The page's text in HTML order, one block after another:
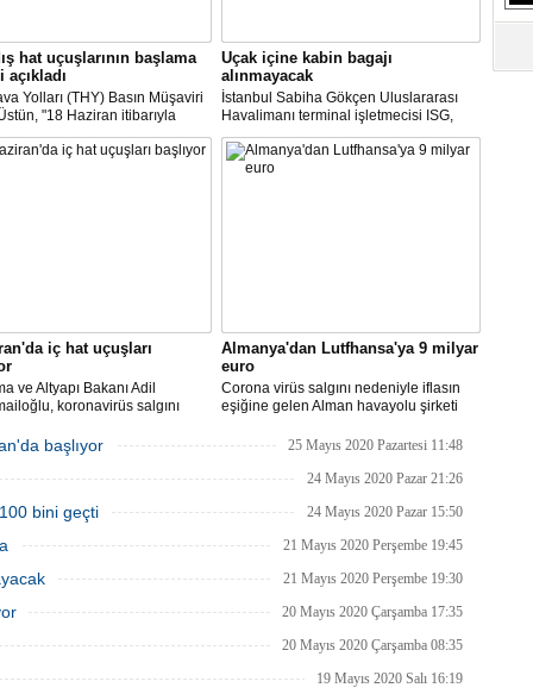
hat uçuşlarının başlama
Yolları (THY) Basın Müşaviri
"18 Haziran itibarıyla
16 şehirden Anadolu’daki
direkt uçmaya başlayacağız"
Uçak içine kabin bagajı
alınmayacak
İstanbul Sabiha Gökçen Uluslararası
Havalimanı terminal işletmecisi ISG,
yarın başlayacak iç hat uçuşlarında
uçak içerisine kabin bagajı kabul
edilmeyeceğini duyurdu.
iç hat uçuşları
ve Altyapı Bakanı Adil
koronavirüs salgını
1 Haziran itibarıyla iç
yeniden başlayacağını bildirdi.
Almanya'dan Lutfhansa'ya 9 milyar
euro
Corona virüs salgını nedeniyle iflasın
eşiğine gelen Alman havayolu şirketi
anlaşma sağlandı.
başlıyor 25 Mayıs 2020 Pazartesi 11:48
24 Mayıs 2020 Pazar 21:26
bini geçti 24 Mayıs 2020 Pazar 15:50
21 Mayıs 2020 Perşembe 19:45
21 Mayıs 2020 Perşembe 19:30
20 Mayıs 2020 Çarşamba 17:35
20 Mayıs 2020 Çarşamba 08:35
19 Mayıs 2020 Salı 16:19